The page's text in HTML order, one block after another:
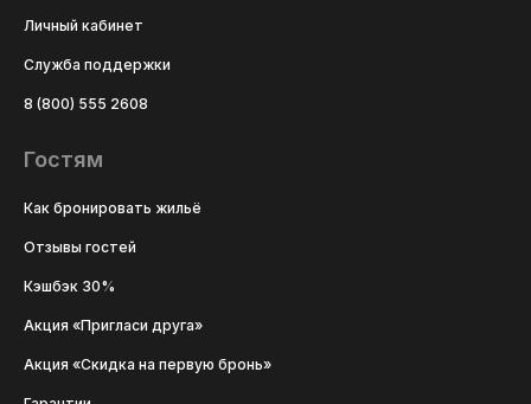
Личный кабинет
Служба поддержки
8 (800) 555 2608
Гостям
Как бронировать жильё
Отзывы гостей
Кэшбэк 30%
Акция «Пригласи друга»
Акция «Скидка на первую бронь»